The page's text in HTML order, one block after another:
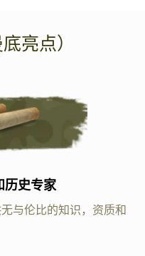
亮点）
历史专家
与伦比的知识，资质和